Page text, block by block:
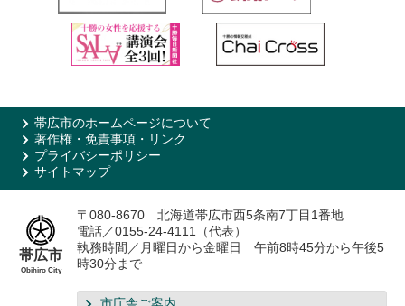
帯広市のホームページについて
著作権・免責事項・リンク
プライバシーポリシー
サイトマップ
帯広市
Obihiro City
〒080-8670 北海道帯広市西5条南7丁目1番地
電話／0155-24-4111（代表）
執務時間／月曜日から金曜日 午前8時45分から午後5
時30分まで